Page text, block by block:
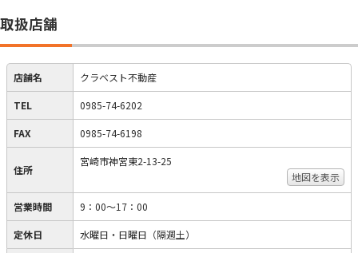
取扱店舗
店舗名 クラベスト不動産
TEL 0985-74-6202
FAX 0985-74-6198
住所
宮崎市神宮東2-13-25
地図を表示
営業時間 9：00～17：00
定休日 水曜日・日曜日（隔週土）